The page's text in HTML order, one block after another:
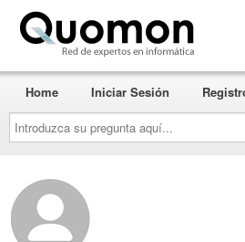
Introduzca
su
pregunta
aquí...
Home Iniciar Sesión